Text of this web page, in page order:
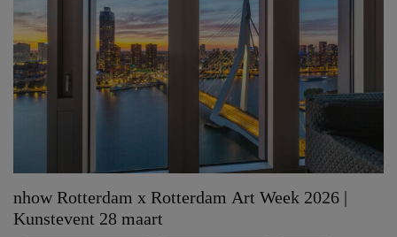
nhow Rotterdam x Rotterdam Art Week 2026 |
Kunstevent 28 maart